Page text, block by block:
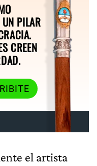
PILAR
CREEN
el artista